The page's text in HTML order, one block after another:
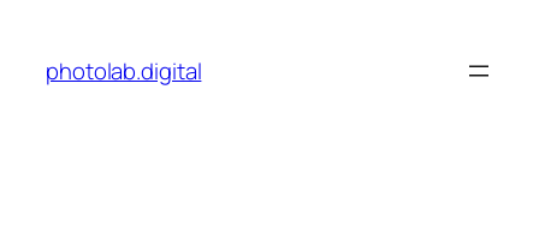
content
photolab.digital